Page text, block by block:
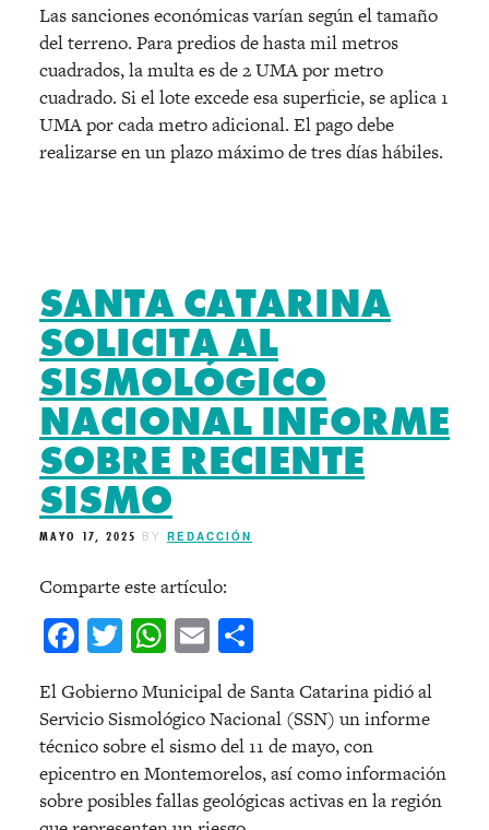
Las sanciones económicas varían según el tamaño
del terreno. Para predios de hasta mil metros
cuadrados, la multa es de 2 UMA por metro
cuadrado. Si el lote excede esa superficie, se aplica 1
UMA por cada metro adicional. El pago debe
realizarse en un plazo máximo de tres días hábiles.
SANTA CATARINA
SOLICITA AL
SISMOLÓGICO
NACIONAL INFORME
SOBRE RECIENTE
SISMO
MAYO 17, 2025 BY REDACCIÓN
Comparte este artículo:
Facebook
Twitter
WhatsApp
Email
El Gobierno Municipal de Santa Catarina pidió al
Servicio Sismológico Nacional (SSN) un informe
técnico sobre el sismo del 11 de mayo, con
epicentro en Montemorelos, así como información
sobre posibles fallas geológicas activas en la región